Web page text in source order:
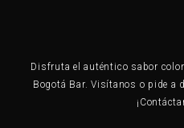
Disfruta el auténtico sabor
Bogotá Bar. Visítanos o pide a